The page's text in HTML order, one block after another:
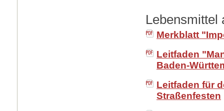
Lebensmittel
Merkblatt
Leitfaden
Baden-
Leitfaden für
Straßenfesten